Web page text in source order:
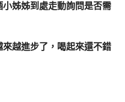
姊姊到處走動詢問是否需
越進步了，喝起來還不錯